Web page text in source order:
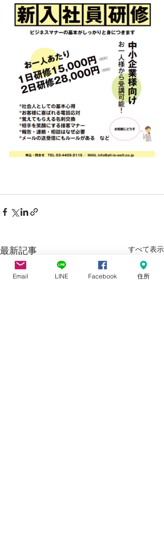
最新記事 すべて表示
Email LINE Facebook 住所